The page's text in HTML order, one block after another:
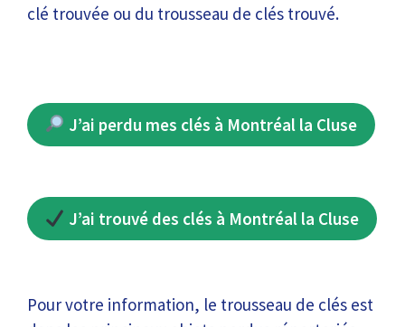
clé trouvée ou du trousseau de clés trouvé.
J’ai perdu mes clés à Montréal la Cluse
J’ai trouvé des clés à Montréal la Cluse
Pour votre information, le trousseau de clés est